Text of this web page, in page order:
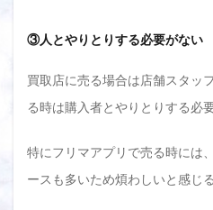
は燃
ゴミ
とし
て処
ょう
4
③人とやりとりする必要がない
買取店に売る場合は店舗スタッ
る時は購入者とやりとりする必
特にフリマアプリで売る時には
ースも多いため煩わしいと感じ